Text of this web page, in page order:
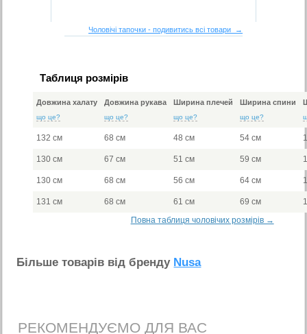
Чоловічі тапочки - подивитись всі товари →
Таблиця розмірів
Довжина халату
що це?
Довжина рукава
що це?
Ширина плечей
що це?
Ширина спини
що це?
132 см 68 см 48 см 54 см
130 см 67 см 51 см 59 см
130 см 68 см 56 см 64 см
131 см 68 см 61 см 69 см
Повна таблиця чоловічих розмірів →
Бiльше товарiв вiд бренду Nusa
РЕКОМЕНДУЄМО ДЛЯ ВАС